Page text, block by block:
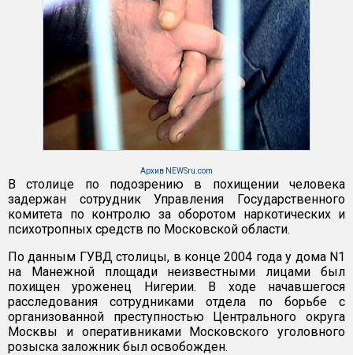
Архив NEWSru.com
В столице по подозрению в похищении человека
задержан сотрудник Управления Государственного
комитета по контролю за оборотом наркотических и
психотропных средств по Московской области.
По данным ГУВД столицы, в конце 2004 года у дома N1
на Манежной площади неизвестными лицами был
похищен уроженец Нигерии. В ходе начавшегося
расследования сотрудниками отдела по борьбе с
организованной преступностью Центрального округа
Москвы и оперативниками Московского уголовного
розыска заложник был освобожден.